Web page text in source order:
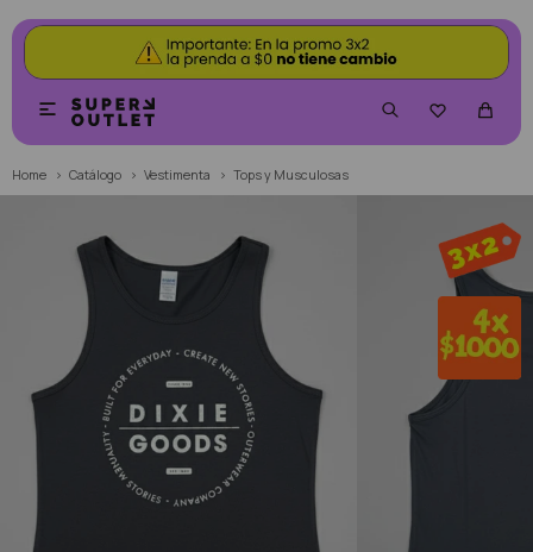


Home Catálogo Vestimenta Tops y Musculosas